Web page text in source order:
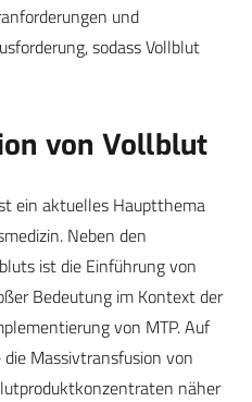
und
sodass Vollblut
von Vollblut
ein aktuelles Hauptthema
Neben den
ist die Einführung von
Bedeutung im Kontext der
von MTP. Auf
Massivtransfusion von
näher